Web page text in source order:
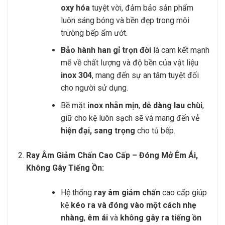
oxy hóatuyệt vời, đảm bảo sản phẩm
luôn sáng bóng và bền đẹp trong môi
trường bếp ẩm ướt.
Bảo hành han gỉ trọn đờilà cam kết mạnh
mẽ về chất lượng và độ bền của vật liệu
inox 304, mang đến sự an tâm tuyệt đối
cho người sử dụng.
Bề mặt inox nhẵn mịn, dễ dàng lau chùi,
giữ cho kệ luôn sạch sẽ và mang đến vẻ
hiện đại, sang trọng cho tủ bếp.
Ray Âm Giảm Chấn Cao Cấp – Đóng Mở Êm Ái,
Không Gây Tiếng Ồn:
Hệ thống ray âm giảm chấncao cấp giúp
kệ kéo ra và đóng vào một cách nhẹ
nhàng, êm áivà không gây ra tiếng ồn